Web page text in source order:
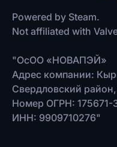
Powered by Steam.
Not affiliated with
"ОсОО «НОВАПЭЙ»
Адрес компании:
Свердловский
Номер ОГРН:
ИНН: 9909710276"